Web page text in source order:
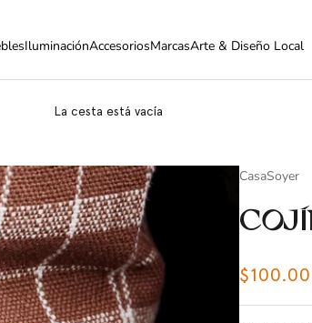
IluminaciónAccesoriosMarcasArte & Diseño Local
La cesta está vacía
CasaSoyer
Precio
$100.00